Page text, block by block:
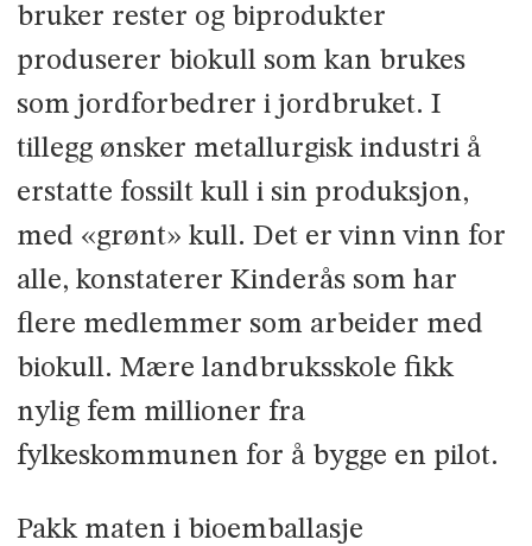
bruker rester og biprodukter
produserer biokull som kan brukes
som jordforbedrer i jordbruket. I
tillegg ønsker metallurgisk industri å
erstatte fossilt kull i sin produksjon,
med «grønt» kull. Det er vinn vinn for
alle, konstaterer Kinderås som har
flere medlemmer som arbeider med
biokull. Mære landbruksskole fikk
nylig fem millioner fra
fylkeskommunen for å bygge en pilot.
Pakk maten i bioemballasje